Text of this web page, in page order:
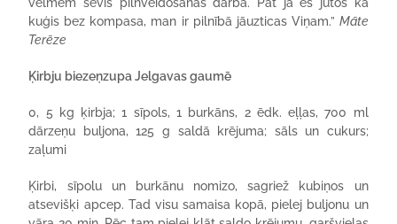
kuģis bez kompasa, man ir pilnībā jāuzticas Viņam.” Māte
Terēze
Ķirbju biezeņzupa Jelgavas gaumē
0, 5 kg ķirbja; 1 sīpols, 1 burkāns, 2 ēdk. eļļas, 700 ml
dārzeņu buljona, 125 g saldā krējuma; sāls un cukurs;
zaļumi
Ķirbi, sīpolu un burkānu nomizo, sagriež kubiņos un
atsevišķi apcep. Tad visu samaisa kopā, pielej buljonu un